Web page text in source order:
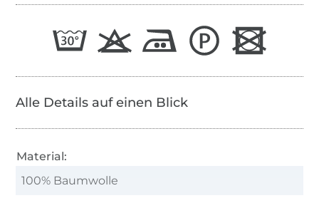
Alle Details auf einen Blick
Material:
100% Baumwolle